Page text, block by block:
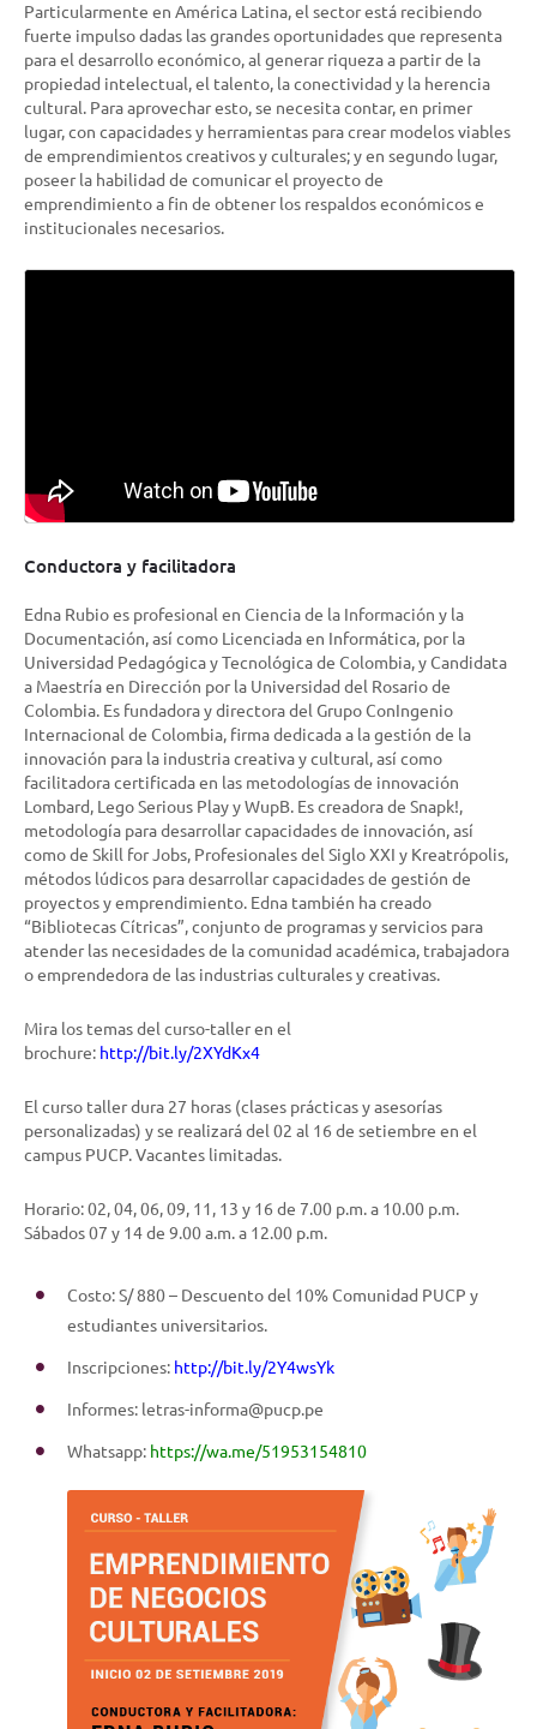
Particularmente en América Latina, el sector está recibiendo
fuerte impulso dadas las grandes oportunidades que representa
para el desarrollo económico, al generar riqueza a partir de la
propiedad intelectual, el talento, la conectividad y la herencia
cultural. Para aprovechar esto, se necesita contar, en primer
lugar, con capacidades y herramientas para crear modelos viables
de emprendimientos creativos y culturales; y en segundo lugar,
poseer la habilidad de comunicar el proyecto de
emprendimiento a fin de obtener los respaldos económicos e
institucionales necesarios.
Conductora y facilitadora
Edna Rubioes profesional en Ciencia de la Información y la
Documentación, así como Licenciada en Informática, por la
Universidad Pedagógica y Tecnológica de Colombia, y Candidata
a Maestría en Dirección por la Universidad del Rosario de
Colombia. Es fundadora y directora del Grupo ConIngenio
Internacional de Colombia, firma dedicada a la gestión de la
innovación para la industria creativa y cultural, así como
facilitadora certificada en las metodologías de innovación
Lombard, Lego Serious Play y WupB. Es creadora de Snapk!,
metodología para desarrollar capacidades de innovación, así
como de Skill for Jobs, Profesionales del Siglo XXI y Kreatrópolis,
métodos lúdicos para desarrollar capacidades de gestión de
proyectos y emprendimiento. Edna también ha creado
“Bibliotecas Cítricas”, conjunto de programas y servicios para
atender las necesidades de la comunidad académica, trabajadora
o emprendedora de las industrias culturales y creativas.
Mira los temas del curso-taller en el
brochure: http://bit.ly/2XYdKx4
El curso taller dura 27 horas (clases prácticas y asesorías
personalizadas) y se realizará del 02 al 16 de setiembre en el
campus PUCP. Vacantes limitadas.
Horario: 02, 04, 06, 09, 11, 13 y 16 de 7.00 p.m. a 10.00 p.m.
Sábados 07 y 14 de 9.00 a.m. a 12.00 p.m.
Costo: S/ 880 – Descuento del 10% Comunidad PUCP y
estudiantes universitarios.
Inscripciones: http://bit.ly/2Y4wsYk
Informes: letras-informa@pucp.pe
Whatsapp: https://wa.me/51953154810